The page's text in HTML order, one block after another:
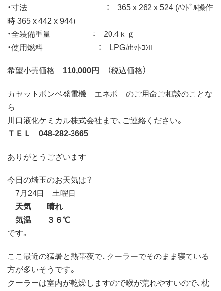
・寸法 ： 365 x 262 x 524 (ﾊﾝﾄﾞﾙ操作
時 365 x 442 x 944)
・全装備重量 ： 20.4ｋｇ
・使用燃料 ： LPGｶｾｯﾄｺﾝﾛ
希望小売価格 110,000円 （税込価格）
カセットボンベ発電機 エネポ のご用命ご相談のことな
ら
川口液化ケミカル株式会社まで、ご連絡ください。
ＴＥＬ 048-282-3665
ありがとうございます
今日の埼玉のお天気は？
7月24日 土曜日
天気 晴れ
気温 ３６℃
です。
ここ最近の猛暑と熱帯夜で、クーラーでそのまま寝ている
方が多いそうです。
クーラーは室内が乾燥しますので喉が荒れやすいので、枕